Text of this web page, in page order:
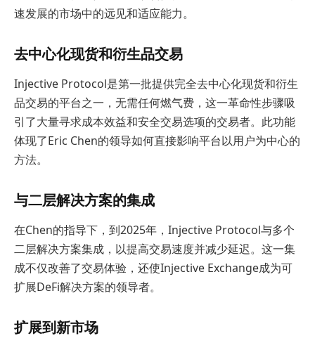
速发展的市场中的远见和适应能力。
去中心化现货和衍生品交易
Injective Protocol是第一批提供完全去中心化现货和衍生
品交易的平台之一，无需任何燃气费，这一革命性步骤吸
引了大量寻求成本效益和安全交易选项的交易者。此功能
体现了Eric Chen的领导如何直接影响平台以用户为中心的
方法。
与二层解决方案的集成
在Chen的指导下，到2025年，Injective Protocol与多个
二层解决方案集成，以提高交易速度并减少延迟。这一集
成不仅改善了交易体验，还使Injective Exchange成为可
扩展DeFi解决方案的领导者。
扩展到新市场